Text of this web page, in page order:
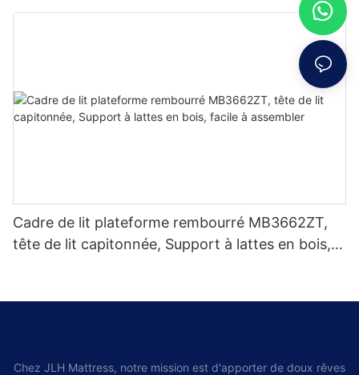
d'usine - JLH Furniture
Cadre de lit plateforme rembourré MB3662ZT,
tête de lit capitonnée, Support à lattes en bois,
Chez JLH Mattress, notre mission est d'apporter de doux rêves